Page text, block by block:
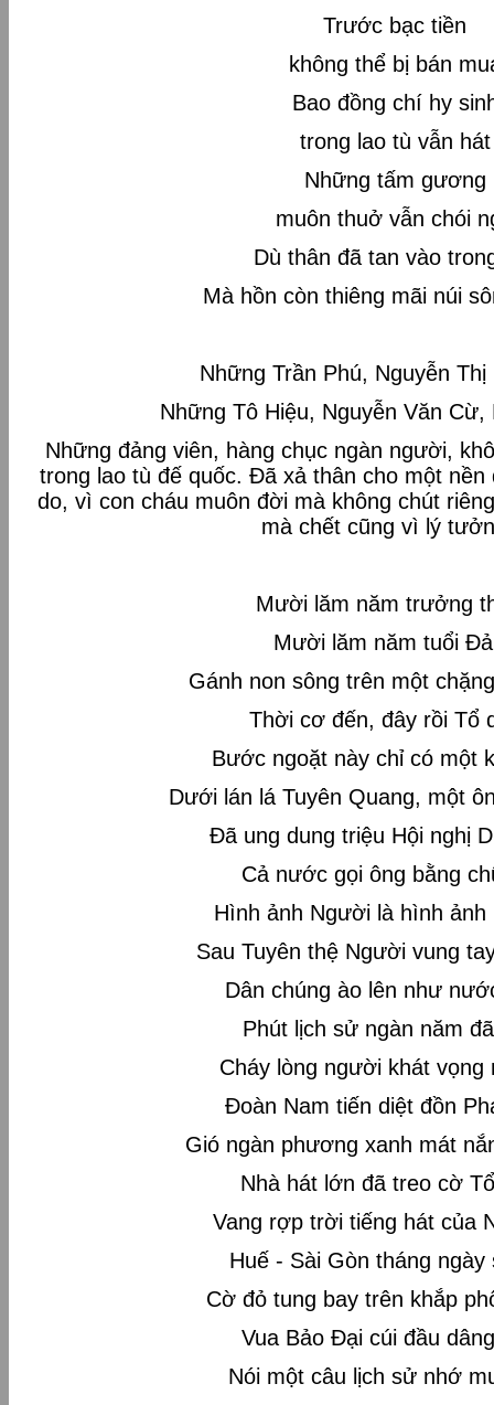
Trước bạc tiền
không thể bị bán
Bao đồng chí hy
trong lao tù vẫn hát
Những tấm gương
muôn thuở vẫn chói
Dù thân đã tan vào
Mà hồn còn thiêng mãi
Những Trần Phú, Nguyễn Thị
Những Tô Hiệu, Nguyễn Văn
Những đảng viên, hàng chục ngàn người,
trong lao tù đế quốc. Đã xả thân cho một
do, vì con cháu muôn đời mà không chút
mà chết cũng vì lý
Mười lăm năm trưởng
Mười lăm năm tuổi
Gánh non sông trên một
Thời cơ đến, đây rồi Tổ
Bước ngoặt này chỉ có một
Dưới lán lá Tuyên Quang, một
Đã ung dung triệu Hội nghị
Cả nước gọi ông bằng
Hình ảnh Người là hình ảnh
Sau Tuyên thệ Người vung
Dân chúng ào lên như
Phút lịch sử ngàn năm
Cháy lòng người khát vọng
Đoàn Nam tiến diệt đồn
Gió ngàn phương xanh mát
Nhà hát lớn đã treo cờ
Vang rợp trời tiếng hát của
Huế - Sài Gòn tháng ngày
Cờ đỏ tung bay trên khắp
Vua Bảo Đại cúi đầu
Nói một câu lịch sử nhớ